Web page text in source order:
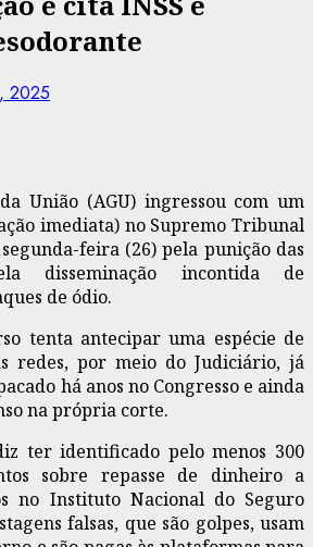
2025
União (AGU) ingressou com um
imediata) no Supremo Tribunal
feira (26) pela punição das
disseminação incontida de
de ódio.
tenta antecipar uma espécie de
redes, por meio do Judiciário, já
há anos no Congresso e ainda
na própria corte.
ter identificado pelo menos 300
sobre repasse de dinheiro a
no Instituto Nacional do Seguro
falsas, que são golpes, usam